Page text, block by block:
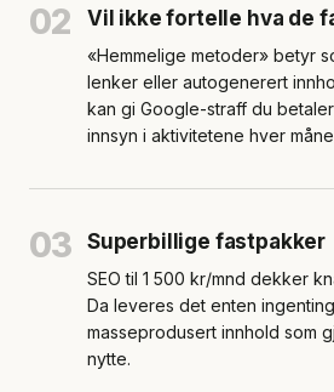
02 Vil ikke fortelle hva de
«Hemmelige metoder» betyr
lenker eller autogenerert
kan gi Google-straff du
innsyn i aktivitetene hver
03 Superbillige fastpakker
SEO til 1 500 kr/mnd dekker
Da leveres det enten
masseprodusert innhold som
nytte.